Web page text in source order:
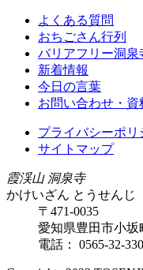
よくある質問
おちごさん行列
バリアフリー洞泉
新着情報
今日の言葉
お問い合わせ・資
プライバシーポリ
サイトマップ
霞渓山 洞泉寺
かけいざん とうせんじ
〒471-0035
愛知県豊田市小坂
電話： 0565-32-